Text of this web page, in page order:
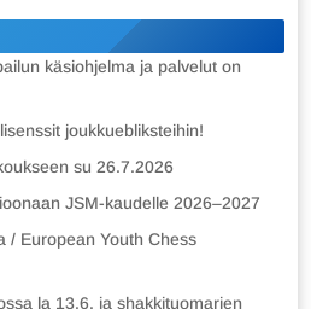
käsiohjelma ja palvelut on
joukkuebliksteihin!
su 26.7.2026
JSM-kaudelle 2026–2027
/ European Youth Chess
la 13.6. ja shakkituomarien